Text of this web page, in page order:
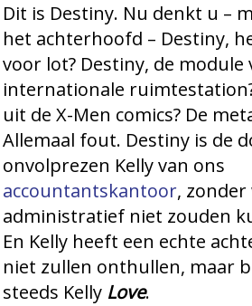
Dit is Destiny. Nu denkt u –
het achterhoofd – Destiny,
voor lot? Destiny, de module
internationale
uit de X-Men comics? De
Allemaal fout. Destiny is de
onvolprezen Kelly van ons
accountantskantoor, zonder
administratief niet zouden
En Kelly heeft een echte
niet zullen onthullen, maar
steeds Kelly Love.